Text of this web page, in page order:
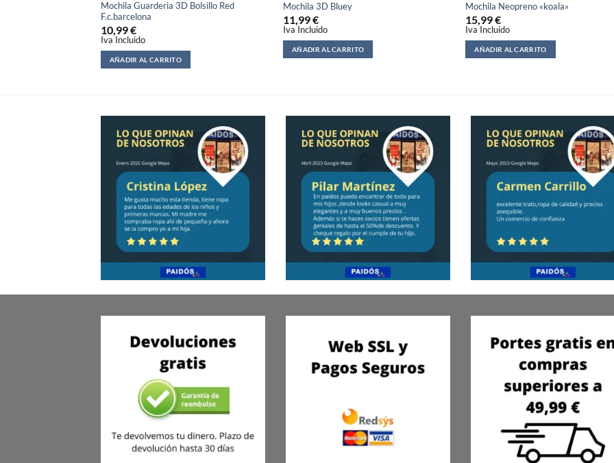
Mochila Guarderia 3D Bolsillo Red
F.c.barcelona
10,99€
Iva Incluido
AÑADIR AL CARRITO
Mochila 3D Bluey
11,99€
Iva Incluido
AÑADIR AL CARRITO
Mochila Neopreno «koala»
15,99€
Iva Incluido
AÑADIR AL CARRITO